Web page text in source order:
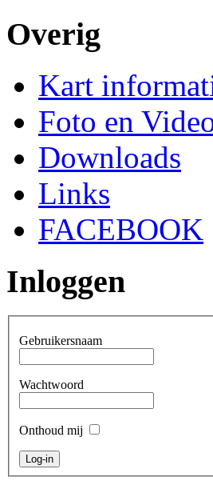
Overig
Kart
Foto en
Downloads
Links
FACEBOOK
Inloggen
Gebruikersnaam
Wachtwoord
Onthoud mij